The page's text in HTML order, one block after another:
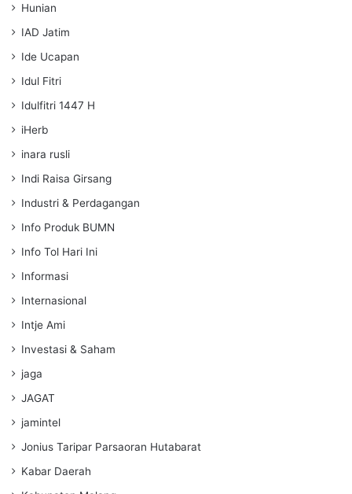
Hunian
IAD Jatim
Ide Ucapan
Idul Fitri
Idulfitri 1447 H
iHerb
inara rusli
Indi Raisa Girsang
Industri & Perdagangan
Info Produk BUMN
Info Tol Hari Ini
Informasi
Internasional
Intje Ami
Investasi & Saham
jaga
JAGAT
jamintel
Jonius Taripar Parsaoran Hutabarat
Kabar Daerah